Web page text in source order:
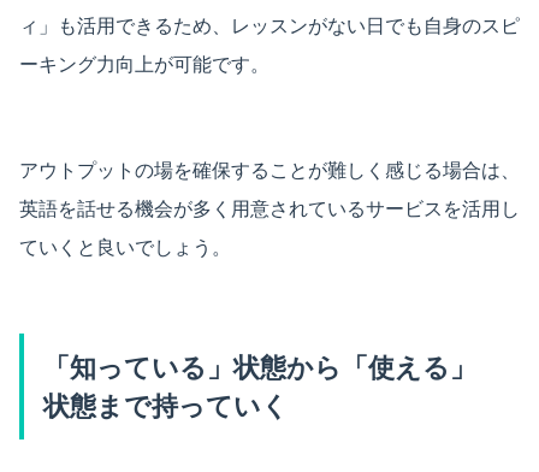
ィ」も活用できるため、レッスンがない日でも自身のスピ
ーキング力向上が可能です。
アウトプットの場を確保することが難しく感じる場合は、
英語を話せる機会が多く用意されているサービスを活用し
ていくと良いでしょう。
「知っている」状態から「使える」
状態まで持っていく